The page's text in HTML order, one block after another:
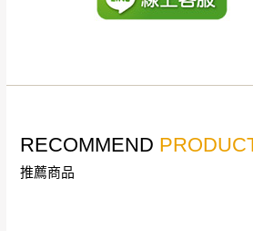
山區內等，或收貨地點搬運過
法順利配送，本公司除了盡最
丈量，難免會有些許誤差
若發生非本司因素致使之
RECOMMEND
推薦商品